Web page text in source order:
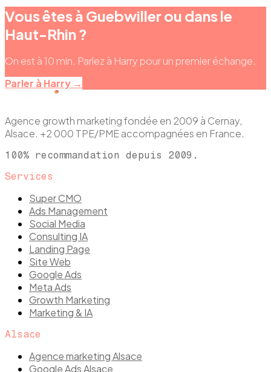
Vous êtes à Guebwiller ou dans le
Haut-Rhin ?
On est à 10 min. Parlez à Harry pour un premier échange.
Parler à Harry →
Agence growth marketing fondée en 2009 à Cernay,
Alsace. +2 000 TPE/PME accompagnées en France.
100% recommandation depuis 2009.
Services
Super CMO
Ads Management
Social Media
Consulting IA
Landing Page
Site Web
Google Ads
Meta Ads
Growth Marketing
Marketing & IA
Alsace
Agence marketing Alsace
Google Ads Alsace